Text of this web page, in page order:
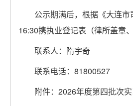
公示期满后，根据《大连
16:30携执业登记表（律所盖章
联系人：隋宇奇
联系电话：81800527
附件： 2026年度第四批次